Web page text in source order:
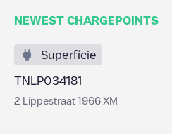
NEWEST CHARGEPOINTS
Superfície
TNLP034181
2 Lippestraat 1966 XM